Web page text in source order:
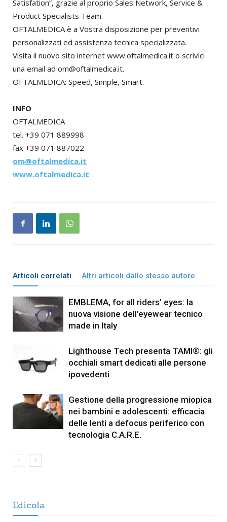
Satisfation”, grazie al proprio Sales Network, Service &
Product Specialists Team.
OFTALMEDICA è a Vostra disposizione per preventivi
personalizzati ed assistenza tecnica specializzata.
Visita il nuovo sito internet www.oftalmedica.it o scrivici
una email ad om@oftalmedica.it.
OFTALMEDICA: Speed, Simple, Smart.
INFO
OFTALMEDICA
tel. +39 071 889998
fax +39 071 887022
om@oftalmedica.it
www.oftalmedica.it
Articoli correlati Altri articoli dallo stesso autore
EMBLEMA, for all riders’ eyes: la
nuova visione dell’eyewear tecnico
made in Italy
Lighthouse Tech presenta TAMI®: gli
occhiali smart dedicati alle persone
ipovedenti
Gestione della progressione miopica
nei bambini e adolescenti: efficacia
delle lenti a defocus periferico con
tecnologia C.A.R.E.
Edicola